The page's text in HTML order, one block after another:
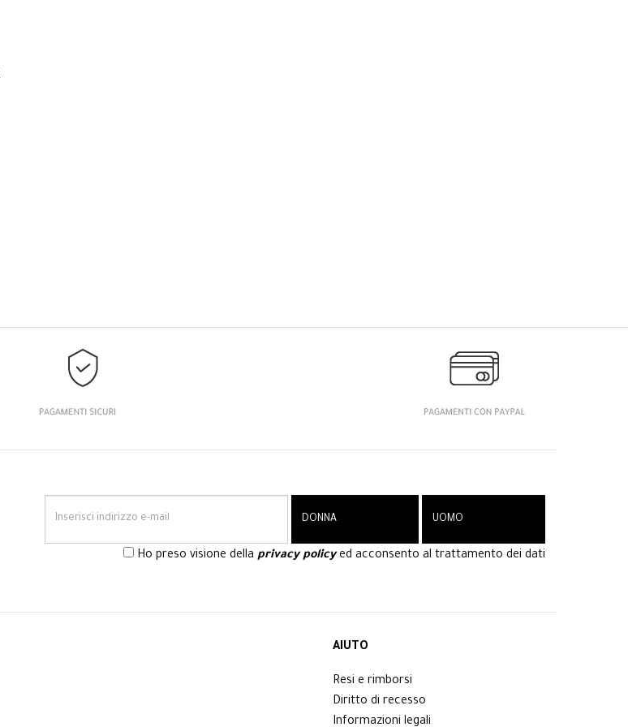
Ho preso visione della privacy policyed acconsento al trattamento dei dati
AIUTO
Resi e rimborsi
Diritto di recesso
Informazioni legali